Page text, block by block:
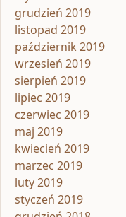
grudzień 2019
listopad 2019
październik 2019
wrzesień 2019
sierpień 2019
lipiec 2019
czerwiec 2019
maj 2019
kwiecień 2019
marzec 2019
luty 2019
styczeń 2019